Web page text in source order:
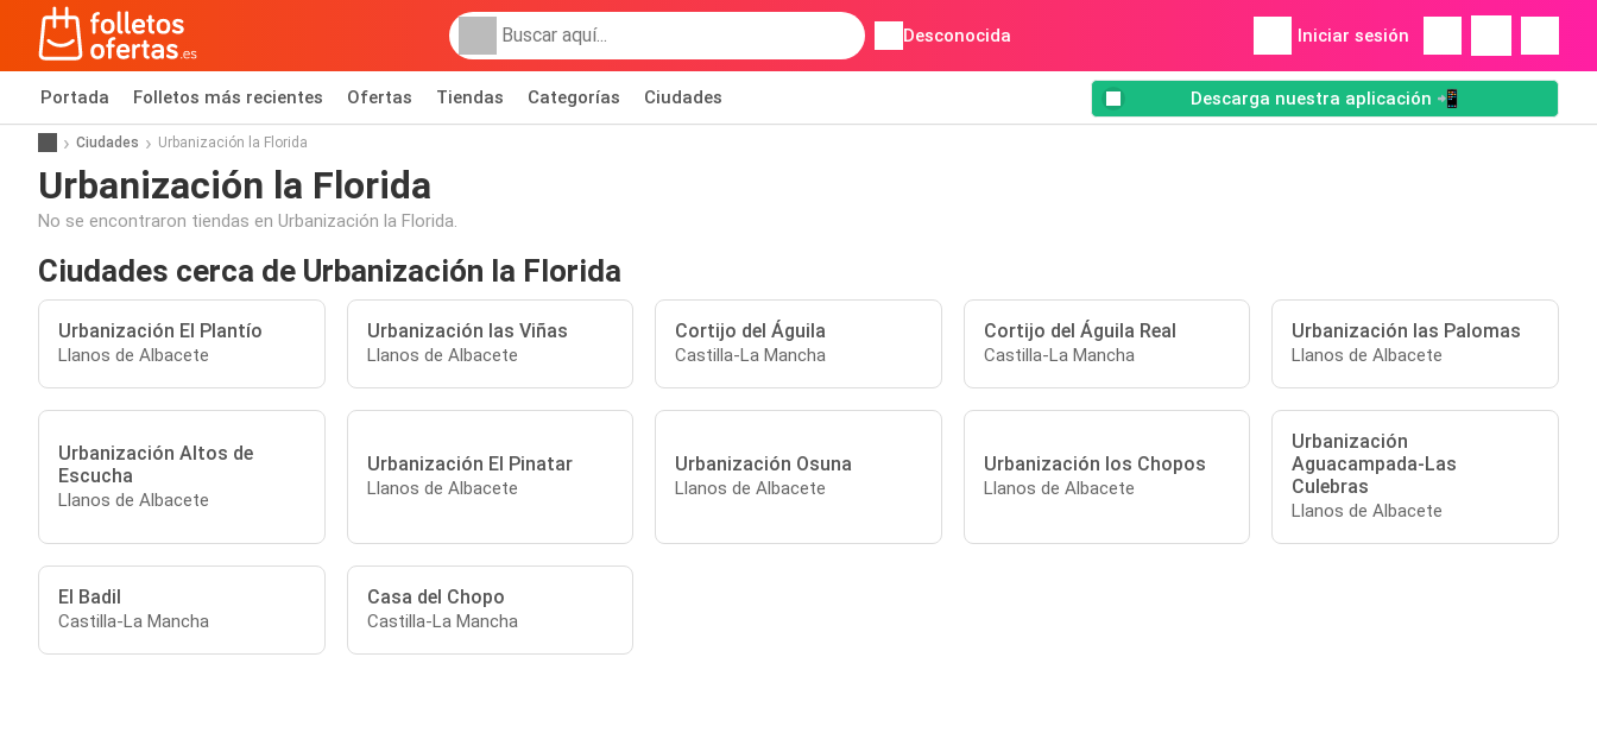
Desconocida Iniciar sesión
Portada Folletos más recientes Ofertas Tiendas Categorías Ciudades Descarga nuestra aplicación 📲
Ciudades Urbanización la Florida
Urbanización la Florida
No se encontraron tiendas en Urbanización la Florida.
Ciudades cerca de Urbanización la Florida
Urbanización El Plantío
Llanos de Albacete
Urbanización las Viñas
Llanos de Albacete
Cortijo del Águila
Castilla-La Mancha
Cortijo del Águila Real
Castilla-La Mancha
Urbanización las Palomas
Llanos de Albacete
Urbanización Altos de
Escucha
Llanos de Albacete
Urbanización El Pinatar
Llanos de Albacete
Urbanización Osuna
Llanos de Albacete
Urbanización los Chopos
Llanos de Albacete
Urbanización
Aguacampada-Las
Culebras
Llanos de Albacete
El Badil
Castilla-La Mancha
Casa del Chopo
Castilla-La Mancha